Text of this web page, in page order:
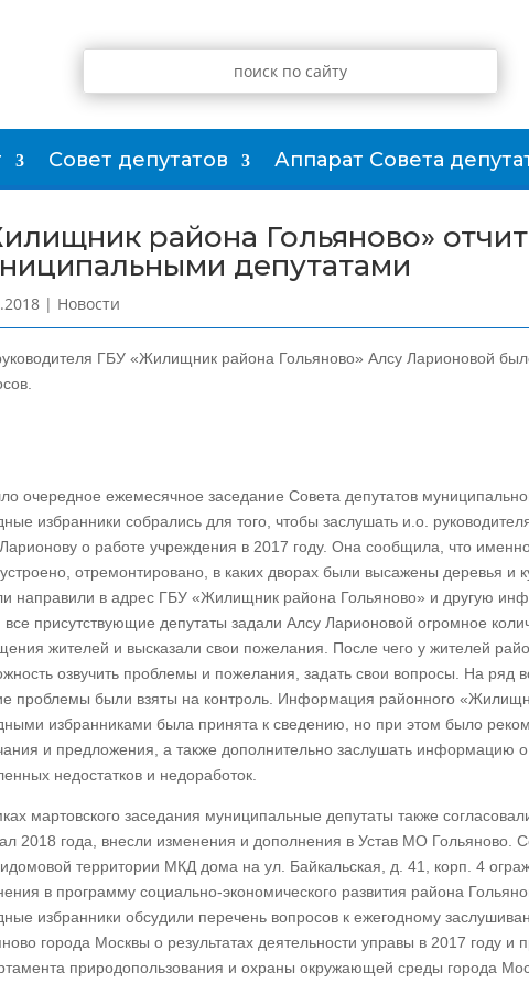
Совет депутатов Аппарат Совета
района Гольяново»
депутатами
| Новости
ГБУ «Жилищник района Гольяново» Алсу Ларионовой
очередное ежемесячное заседание Совета депутатов
избранники собрались для того, чтобы заслушать и.о.
о работе учреждения в 2017 году. Она сообщила, что
отремонтировано, в каких дворах были высажены деревья и
направили в адрес ГБУ «Жилищник района Гольяново» и другую
все присутствующие депутаты задали Алсу Ларионовой огромное
жителей и высказали свои пожелания. После чего у жителей
озвучить проблемы и пожелания, задать свои вопросы. На ряд
проблемы были взяты на контроль. Информация районного
избранниками была принята к сведению, но при этом было
и предложения, а также дополнительно заслушать информацию
недостатков и недоработок.
мартовского заседания муниципальные депутаты также
2018 года, внесли изменения и дополнения в Устав МО Гольяново.
территории МКД дома на ул. Байкальская, д. 41, корп. 4
в программу социально-экономического развития района
избранники обсудили перечень вопросов к ежегодному
города Москвы о результатах деятельности управы в 2017 году
природопользования и охраны окружающей среды города